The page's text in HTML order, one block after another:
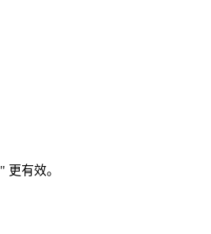
更有效。